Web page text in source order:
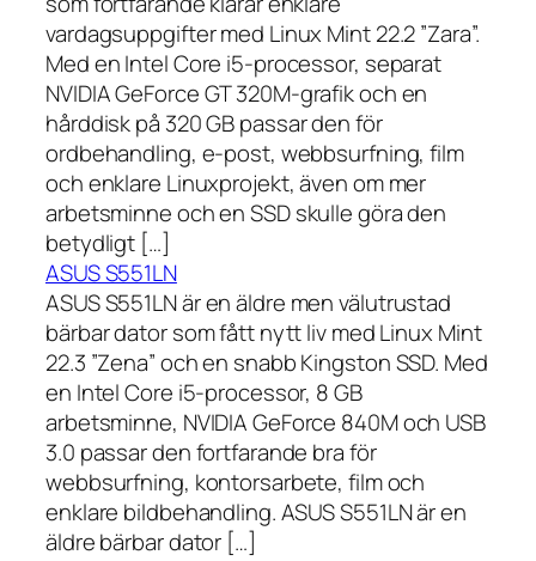
vardagsuppgifter med Linux Mint 22.2 ”Zara”.
Med en Intel Core i5-processor, separat
NVIDIA GeForce GT 320M-grafik och en
hårddisk på 320 GB passar den för
ordbehandling, e-post, webbsurfning, film
och enklare Linuxprojekt, även om mer
arbetsminne och en SSD skulle göra den
betydligt […]
ASUS S551LN
ASUS S551LN är en äldre men välutrustad
bärbar dator som fått nytt liv med Linux Mint
22.3 ”Zena” och en snabb Kingston SSD. Med
en Intel Core i5-processor, 8 GB
arbetsminne, NVIDIA GeForce 840M och USB
3.0 passar den fortfarande bra för
webbsurfning, kontorsarbete, film och
enklare bildbehandling. ASUS S551LN är en
äldre bärbar dator […]